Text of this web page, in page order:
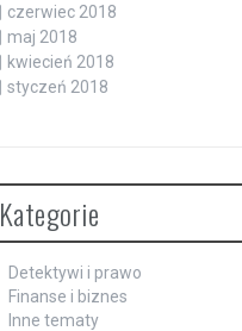
czerwiec 2018
maj 2018
kwiecień 2018
styczeń 2018
Kategorie
Detektywi i prawo
Finanse i biznes
Inne tematy